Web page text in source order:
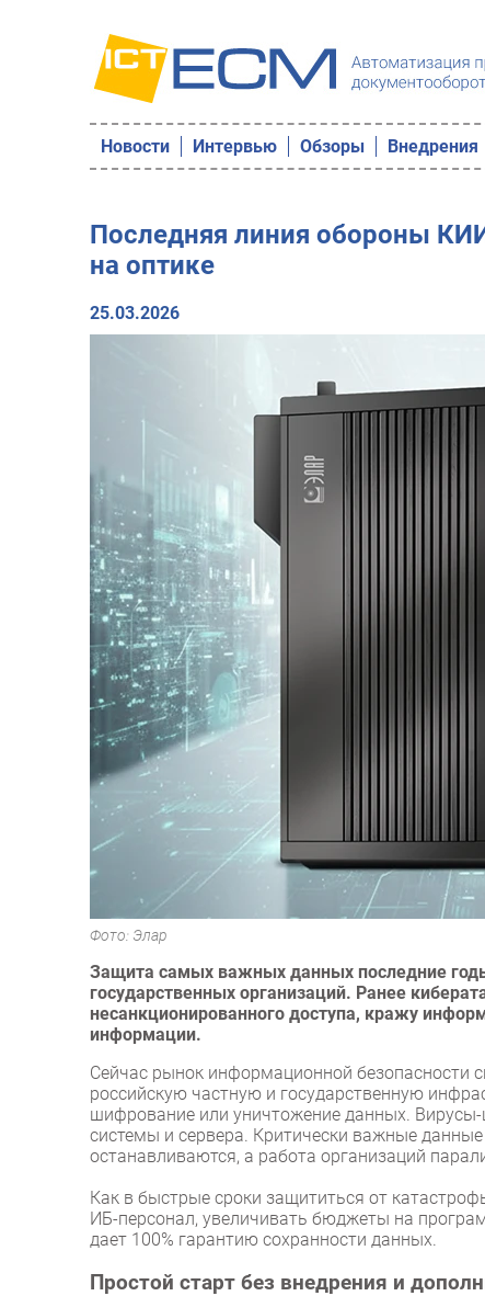
Новости Интервью Обзоры Внедрения
Последняя линия обороны
на оптике
25.03.2026
Фото: Элар
Защита самых важных данных последние
государственных организаций. Ранее
несанкционированного доступа, кражу
информации.
Сейчас рынок информационной безопасности
российскую частную и государственную
шифрование или уничтожение данных.
системы и сервера. Критически важные
останавливаются, а работа организаций
Как в быстрые сроки защититься от
ИБ-персонал, увеличивать бюджеты на
дает 100% гарантию сохранности данных.
Простой старт без внедрения и